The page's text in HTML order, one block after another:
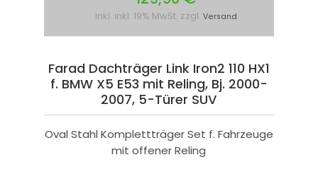
inkl. inkl. 19% MwSt. zzgl. Versand
Farad Dachträger Link Iron2 110 HX1
f. BMW X5 E53 mit Reling, Bj. 2000-
2007, 5-Türer SUV
Oval Stahl Komplettträger Set f. Fahrzeuge
mit offener Reling